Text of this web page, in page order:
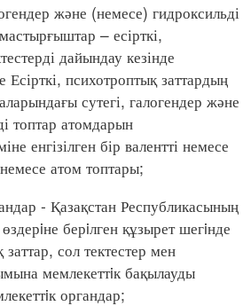
және (немесе) гидроксильді
– есірткі,
дайындау кезінде
психотроптық заттардың
сутегі, галогендер және
топтар атомдарын
енгізілген бір валентті немесе
атом топтары;
- Қазақстан Республикасының
берiлген құзырет шегiнде
сол тектестер мен
мемлекеттiк бақылауды
органдар;